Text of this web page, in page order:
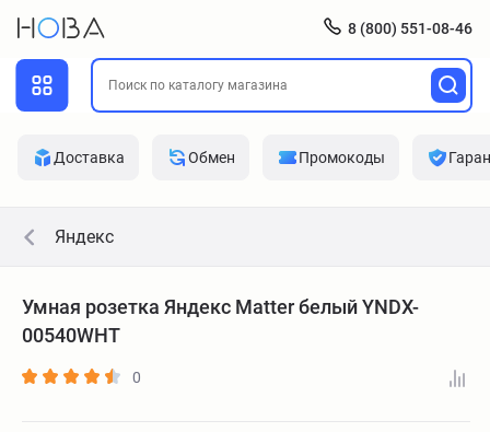
8 (800) 551-08-46
Доставка Обмен Промокоды
Яндекс
Умная розетка Яндекс Matter белый YNDX-
00540WHT
0